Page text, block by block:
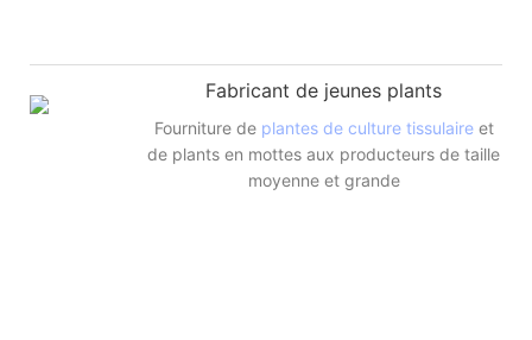
Fabricant de jeunes plants
Fourniture de plantes de culture tissulaireet
de plants en mottes aux producteurs de taille
moyenne et grande